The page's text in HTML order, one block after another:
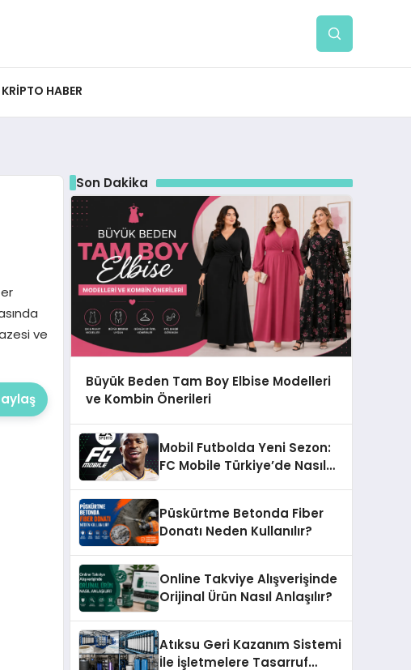
KRIPTO HABER
ve
Son Dakika
Büyük Beden Tam Boy Elbise Modelleri
ve Kombin Önerileri
Mobil Futbolda Yeni Sezon:
FC Mobile Türkiye’de Nasıl
Püskürtme Betonda Fiber
Donatı Neden Kullanılır?
Online Takviye Alışverişinde
Orijinal Ürün Nasıl Anlaşılır?
Atıksu Geri Kazanım Sistemi
İle İşletmelere Tasarruf